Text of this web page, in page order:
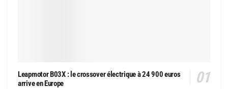
Leapmotor B03X : le crossover électrique à 24 900 euros
arrive en Europe